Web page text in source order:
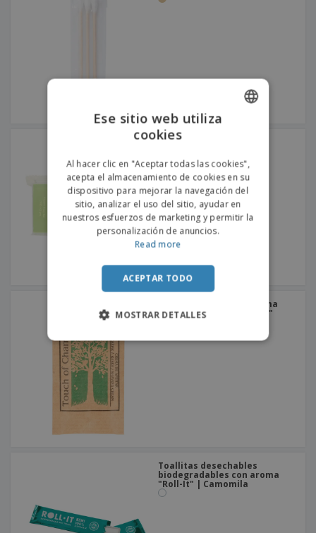
Jabones de glicerina
Sobres de kraft con crema
para afeitar "Feel Green"
Toallitas desechables
biodegradables con aroma
"Roll-It" | Camomila
SPANISH
Ese sitio web utiliza
cookies
Al hacer clic en "Aceptar todas las cookies",
acepta el almacenamiento de cookies en su
dispositivo para mejorar la navegación del
sitio, analizar el uso del sitio, ayudar en
nuestros esfuerzos de marketing y permitir la
personalización de anuncios.
Read more
ACEPTAR TODO
MOSTRAR DETALLES